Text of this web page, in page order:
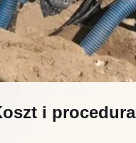
i procedura